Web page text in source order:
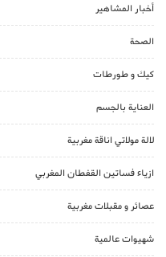
أخبار المشاهير
الصحة
كيك و طورطات
العناية بالجسم
لالة مولاتي اناقة مغربية
ازياء فساتين القفطان المغربي
عصائر و مقبلات مغربية
شهيوات عالمية